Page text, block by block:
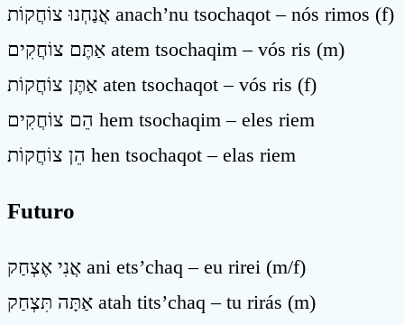
אֲנַחְנוּ צוֹחֲקוֹת anach’nu tsochaqot – nós rimos (f)
אַתֶּם צוֹחֲקִים atem tsochaqim – vós ris (m)
אַתֶּן צוֹחֲקוֹת aten tsochaqot – vós ris (f)
הֵם צוֹחֲקִים hem tsochaqim – eles riem
הֵן צוֹחֲקוֹת hen tsochaqot – elas riem
Futuro
אֲנִי אֶצְחַק ani ets’chaq – eu rirei (m/f)
אַתָּה תִּצְחַק atah tits’chaq – tu rirás (m)